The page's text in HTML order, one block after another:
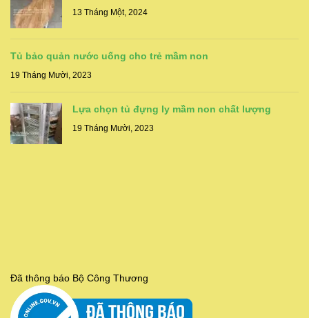
13 Tháng Một, 2024
Tủ bảo quản nước uống cho trẻ mầm non
19 Tháng Mười, 2023
Lựa chọn tủ đựng ly mầm non chất lượng
19 Tháng Mười, 2023
Đã thông báo Bộ Công Thương